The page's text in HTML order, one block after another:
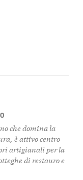
che domina la
è attivo centro
artigianali per la
di restauro e